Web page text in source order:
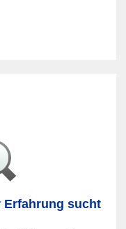
Erfahrung sucht